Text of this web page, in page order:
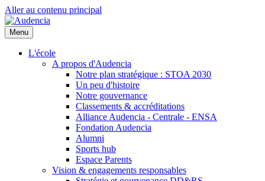
Aller au contenu principal
Menu
L'école
A propos d'Audencia
Notre plan stratégique : STOA 2030
Un peu d'histoire
Notre gouvernance
Classements & accréditations
Alliance Audencia - Centrale - ENSA
Fondation Audencia
Alumni
Sports hub
Espace Parents
Vision & engagements responsables